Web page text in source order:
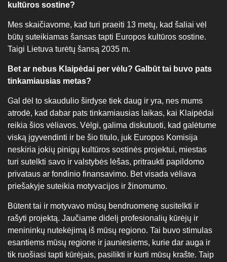
kultūros sostine?
Mes skaičiavome, kad turi praeiti 13 metų, kad šaliai vėl
būtų suteikiamas šansas tapti Europos kultūros sostine.
Taigi Lietuva turėtų šansą 2035 m.
Bet ar nebus Klaipėdai per vėlu? Galbūt tai buvo pats
tinkamiausias metas?
Gal dėl to skaudulio širdyse tiek daug ir yra, nes mums
atrodė, kad dabar pats tinkamiausias laikas, kai Klaipėdai
reikia šios vėliavos. Vėlgi, galima diskutuoti, kad galėtume
viską įgyvendinti ir be šio titulo, juk Europos Komisija
neskiria jokių pinigų kultūros sostinės projektui, miestas
turi sutelkti savo ir valstybės lėšas, pritraukti papildomo
privataus ar fondinio finansavimo. Bet visada vėliava
priešakyje suteikia motyvacijos ir žinomumo.
Būtent tai ir motyvavo mūsų bendruomenę susitelkti ir
rašyti projektą. Jaučiame didelį profesionalių kūrėjų ir
menininkų nutekėjimą iš mūsų regiono. Tai buvo stimulas
esantiems mūsų regione ir jauniesiems, kurie dar auga ir
tik ruošiasi tapti kūrėjais, pasilikti ir kurti mūsų krašte. Taip